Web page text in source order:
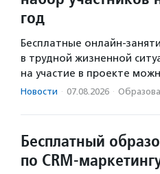
год
Бесплатные онлайн-
в трудной жизненной
на участие в проекте
Новости · 07.08.2026 ·
Бесплатный
по CRM-